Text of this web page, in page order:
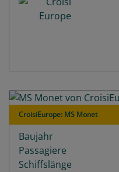
CroisiEurope: MS Monet
Baujahr
Passagiere
Schiffslänge